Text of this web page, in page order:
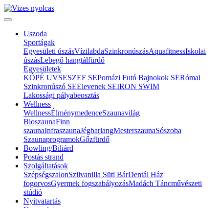
Uszoda
Sportágak
Egyesületi úszásVízilabdaSzinkronúszásAquafitnessIskolai
úszásLebegő hangtálfürdő
Egyesületek
KÓPÉ UVSESZEF SEPomázi Futó Bajnokok SERómai
Szinkronúszó SEElevenek SEIRON SWIM
Lakossági pályabeosztás
Wellness
WellnessÉlménymedenceSzaunavilág
BioszaunaFinn
szaunaInfraszaunaJégbarlangMesterszaunaSószoba
SzaunaprogramokGőzfürdő
Bowling/Biliárd
Postás strand
Szolgáltatások
SzépségszalonSzilvanilla Süti BárDentál Ház
fogorvosGyermek fogszabályozásMadách Táncművészeti
stúdió
Nyitvatartás